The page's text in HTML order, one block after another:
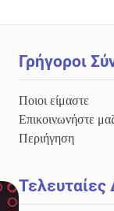
Γρήγοροι
Ποιοι είμαστε
Επικοινωνήστε
Περιήγηση
Τελευταίες